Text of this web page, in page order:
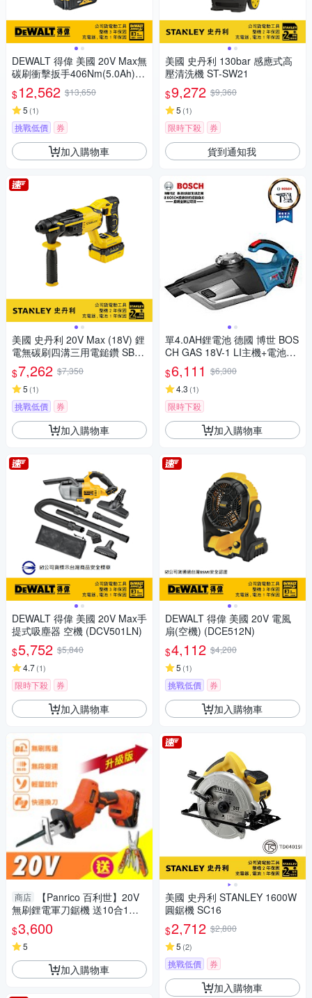
DEWALT 得偉 美國 20V Max無
碳刷衝擊扳手406Nm(5.0Ah)
(DCF921P2)
$12,562 $13,650
5 (1)
挑戰低價 券
加入購物車
美國 史丹利 20V Max (18V) 鋰
電無碳刷四溝三用電鎚鑽 SBR2
0M2K
$7,262 $7,350
5 (1)
挑戰低價 券
加入購物車
DEWALT 得偉 美國 20V Max手
提式吸塵器 空機 (DCV501LN)
$5,752 $5,840
4.7(1)
限時下殺 券
加入購物車
商店
【Panrico 百利世】20V
無刷鋰電軍刀鋸機 送10合1多
功能折疊鉗
$3,600
5
加入購物車
美國 史丹利 130bar 感應式高
壓清洗機 ST-SW21
$9,272 $9,360
5 (1)
限時下殺 券
貨到通知我
單4.0AH鋰電池 德國 博世 BOS
CH GAS 18V-1 LI主機+電池
+充電器
$6,111 $6,300
4.3 (1)
限時下殺
加入購物車
DEWALT 得偉 美國 20V 電風
扇(空機) (DCE512N)
$4,112 $4,200
5 (1)
挑戰低價 券
加入購物車
美國 史丹利 STANLEY 1600W
圓鋸機 SC16
$2,712 $2,800
5 (2)
挑戰低價 券
加入購物車